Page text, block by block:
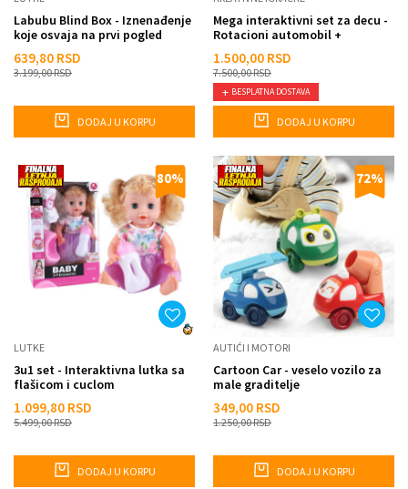
Labubu Blind Box - Iznenađenje
koje osvaja na prvi pogled
639,80 RSD
3.199,00RSD
DODAJ U KORPU
Mega interaktivni set za decu -
Rotacioni automobil +
1.500,00 RSD
7.500,00RSD
BESPLATNA DOSTAVA
DODAJ U KORPU
80%
LUTKE
3u1 set - Interaktivna lutka sa
flašicom i cuclom
1.099,80 RSD
5.499,00RSD
DODAJ U KORPU
72%
AUTIĆI I MOTORI
Cartoon Car - veselo vozilo za
male graditelje
349,00 RSD
1.250,00RSD
DODAJ U KORPU